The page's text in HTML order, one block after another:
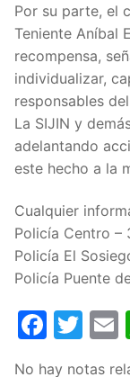
Por su parte, el
Teniente Aníbal
recompensa,
individualizar,
responsables
La SIJIN y
adelantando
este hecho a la
Cualquier
Policía Centro –
Policía El
Policía Puente
No hay notas